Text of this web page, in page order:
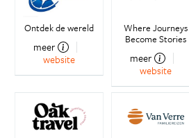
Ontdek de wereld
meer
website
Where Journeys
Become Stories
meer
website